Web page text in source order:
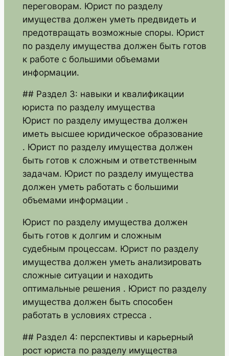
переговорам. Юрист по разделу
имущества должен уметь предвидеть и
предотвращать возможные споры. Юрист
по разделу имущества должен быть готов
к работе с большими объемами
информации.
## Раздел 3: навыки и квалификации
юриста по разделу имущества
Юрист по разделу имущества должен
иметь высшее юридическое образование
. Юрист по разделу имущества должен
быть готов к сложным и ответственным
задачам. Юрист по разделу имущества
должен уметь работать с большими
объемами информации .
Юрист по разделу имущества должен
быть готов к долгим и сложным
судебным процессам. Юрист по разделу
имущества должен уметь анализировать
сложные ситуации и находить
оптимальные решения . Юрист по разделу
имущества должен быть способен
работать в условиях стресса .
## Раздел 4: перспективы и карьерный
рост юриста по разделу имущества